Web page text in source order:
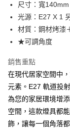
街口支付
悠遊付
Google Pay
全盈+PAY
AFTEE先享後付
相關說明
【關於「AFTEE先享
AFTEE先享後付是「
便利好安心！
１．簡單：不需註冊
尺寸：寬
光源：E27 X 1
材質：鋼材烤漆
★可調角度
銷售重點
在現代居家空間中
元素。E27 軌道投
為您的家居環境增
空間，這款燈具都
飾，讓每一個角落